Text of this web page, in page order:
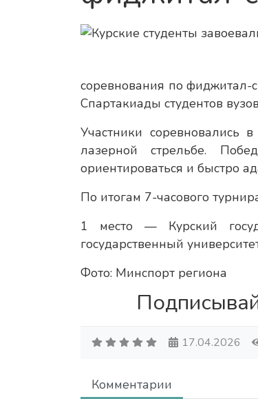
соревнования по фиджитал-
Спартакиады студентов
Участники соревновались
лазерной стрельбе.
ориентироваться и быстро
По итогам 7-часового
1 место — Курский
государственный
Фото: Минспорт региона
17.04.2026
Комментарии